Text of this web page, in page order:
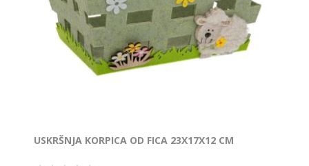
USKRŠNJA KORPICA OD FICA 23X17X12 CM